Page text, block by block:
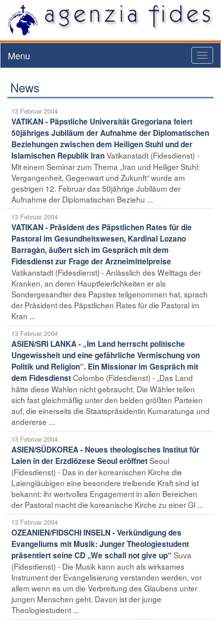
Menu
News
13 Februar 2004
VATIKAN - Päpstliche Universität Gregoriana feiert
50jähriges Jubiläum der Aufnahme der Diplomatischen
Beziehungen zwischen dem Heiligen Stuhl und der
Islamischen Republik IranVatikanstadt (Fidesdienst) -
Mit einem Seminar zum Thema „Iran und Heiliger Stuhl:
Vergangenheit, Gegenwart und Zukunft“ wurde am
gestrigen 12. Februar das 50jährige Jubiläum der
Aufnahme der Diplomatischen Beziehu ...
13 Februar 2004
VATIKAN - Präsident des Päpstlichen Rates für die
Pastoral im Gesundheitswesen, Kardinal Lozano
Barragàn, äußert sich im Gespräch mit dem
Fidesdienst zur Frage der Arzneimittelpreise
Vatikanstadt (Fidesdienst) - Anlässlich des Welttags der
Kranken, an deren Hauptfeierlichkeiten er als
Sondergesandter des Papstes teilgenommen hat, sprach
der Präsident des Päpstlichen Rates für die Pastoral im
Kran ...
13 Februar 2004
ASIEN/SRI LANKA - „Im Land herrscht politische
Ungewissheit und eine gefährliche Vermischung von
Politik und Religion“. Ein Missionar im Gespräch mit
dem FidesdienstColombo (Fidesdienst) - „Das Land
hätte diese Wahlen nicht gebraucht. Die Wähler teilen
sich fast gleichmäßig unter den beiden größten Parteien
auf, die einerseits die Staatspräsidentin Kumaratunga und
andererse ...
13 Februar 2004
ASIEN/SÜDKOREA - Neues theologisches Institut für
Laien in der Erzdiözese Seoul eröffnetSeoul
(Fidesdienst) - Das in der koreanischen Kirche die
Laiengläubigen eine besondere treibende Kraft sind ist
bekannt: ihr wertvolles Engagement in allen Bereichen
der Pastoral macht die koreanische Kirche zu einer Gl ...
13 Februar 2004
OZEANIEN/FIDSCHI INSELN - Verkündigung des
Evangeliums mit Musik: Junger Theologiestudent
präsentiert seine CD „We schall not give up“ Suva
(Fidesdienst) - Die Musik kann auch als wirksames
Instrument der Evangelisierung verstanden werden, vor
allem wenn es um die Verbreitung des Glaubens unter
jungen Menschen geht. Davon ist der junge
Theologiestudent ...